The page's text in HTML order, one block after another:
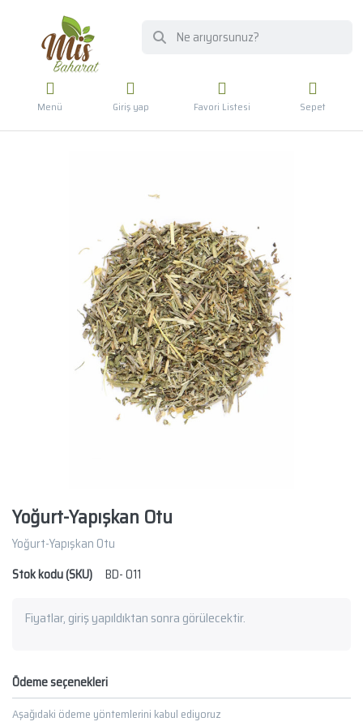
Menü Giriş yap Favori Listesi Sepet
Yoğurt-Yapışkan Otu
Yoğurt-Yapışkan Otu
Stok kodu (SKU)
BD- 011
Fiyatlar, giriş yapıldıktan sonra görülecektir.
Ödeme seçenekleri
Aşağıdaki ödeme yöntemlerini kabul ediyoruz